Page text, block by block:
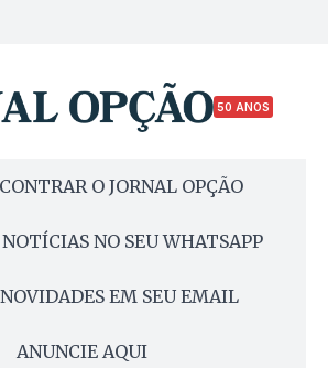
50 ANOS
O JORNAL OPÇÃO
NO SEU WHATSAPP
EM SEU EMAIL
ANUNCIE AQUI